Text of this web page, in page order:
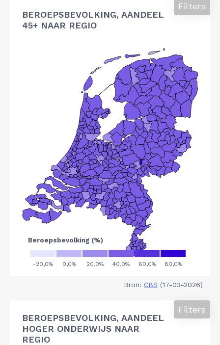
BEROEPSBEVOLKING, AANDEEL
45+ NAAR REGIO
Filters
Bron: CBS (17-03-2026)
BEROEPSBEVOLKING, AANDEEL
HOGER ONDERWIJS NAAR
REGIO
Filters